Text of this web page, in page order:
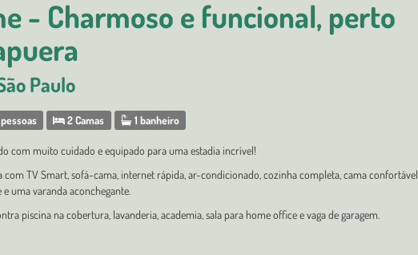
- Charmoso e funcional, perto
Paulo
2 Camas 1 banheiro
com muito cuidado e equipado para uma estadia incrível!
com TV Smart, sofá-cama, internet rápida, ar-condicionado, cozinha completa, cama confortável,
uma varanda aconchegante.
piscina na cobertura, lavanderia, academia, sala para home office e vaga de garagem.